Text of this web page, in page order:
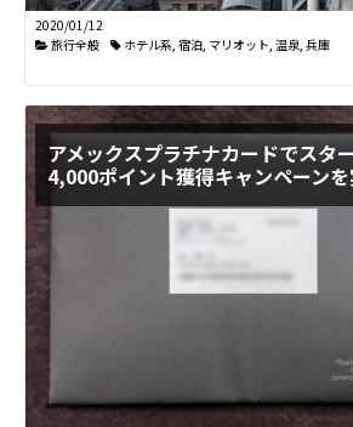
2020/01/12
旅行全般
ホテル系 宿泊 マリオット 温泉 兵庫
アメックスプラチナカードでスタ
4,000ポイント獲得キャンペーン